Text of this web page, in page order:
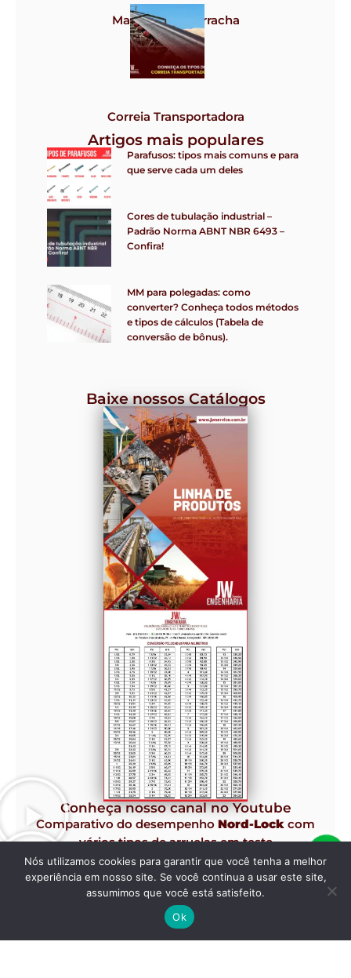
Mangote de borracha
Correia Transportadora
Artigos mais populares
Parafusos: tipos mais comuns e para
que serve cada um deles
Cores de tubulação industrial –
Padrão Norma ABNT NBR 6493 –
Confira!
MM para polegadas: como
converter? Conheça todos métodos
e tipos de cálculos (Tabela de
conversão de bônus).
Baixe nossos Catálogos
Conheça nosso canal no Youtube
Comparativo do desempenho Nord-Lock com
vários tipos de arruelas em teste
Junker de Vibração.
Nós utilizamos cookies para garantir que você tenha a melhor
experiência em nosso site. Se você continua a usar este site,
assumimos que você está satisfeito.
Ok